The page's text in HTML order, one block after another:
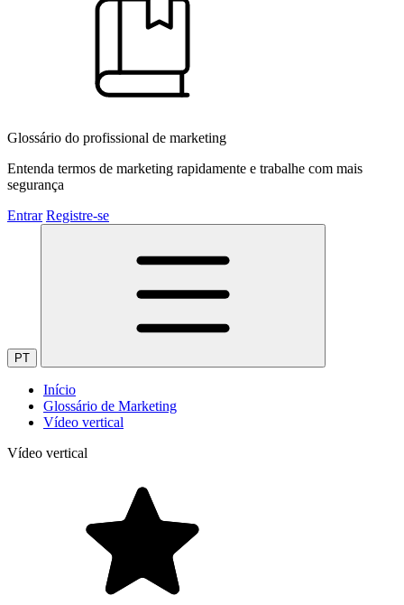
Glossário do profissional de marketing
Entenda termos de marketing rapidamente e trabalhe com mais
segurança
Entrar Registre-se
PT
Início
Glossário de Marketing
Vídeo vertical
Vídeo vertical